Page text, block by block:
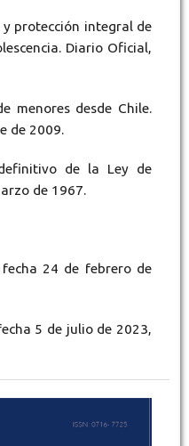
y protección integral de
Diario Oficial,
menores desde Chile.
de 2009.
de la Ley de
de 1967.
24 de febrero de
5 de julio de 2023,